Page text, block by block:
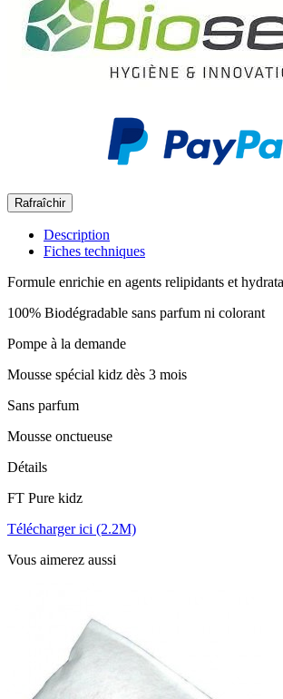
Description
Fiches techniques
Formule enrichie en agents relipidants et
100% Biodégradable sans parfum ni colorant
Pompe à la demande
Mousse spécial kidz dès 3 mois
Sans parfum
Mousse onctueuse
Détails
FT Pure kidz
Télécharger ici (2.2M)
Vous aimerez aussi